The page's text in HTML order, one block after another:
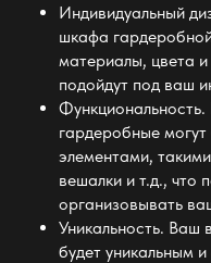
Индивидуальный
шкафа
материалы, цвета и
подойдут под ваш
Функциональность.
гардеробныемогут
элементами,
вешалки и т.д., что
организовывать
Уникальность. Ваш
будет уникальным